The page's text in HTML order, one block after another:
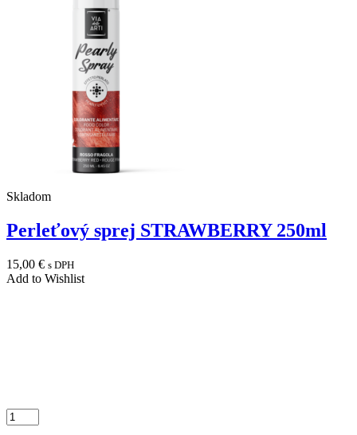
Skladom
Perleťový sprej STRAWBERRY 250ml
15,00 € s DPH
Add to Wishlist